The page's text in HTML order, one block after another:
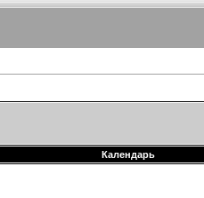
Календарь